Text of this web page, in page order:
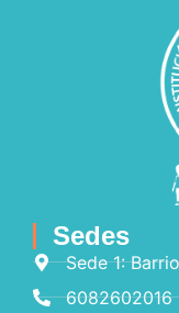
Sedes
Sede 1:
6082602016